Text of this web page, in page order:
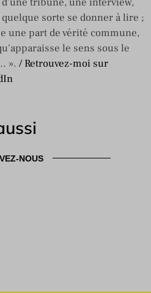
quelque sorte se donner à lire ;
une part de vérité commune,
le sens sous le
». / Retrouvez-moi sur
NOUS